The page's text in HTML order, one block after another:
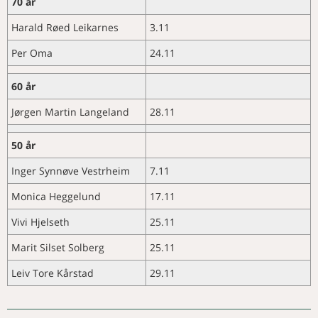
diagnoser
Her er diagnosen
Norsk Veterinærtidsskrift 2020
I full fart mot Ås
Dyra fortjener bedre
Nytt fra Smådyrpraktiserende
veterinærers forening
Slik er pensjonen kuttet hvert år
NAVN
Merkedager i oktober
Merkedager i november
Nye medlemmer
KURS OG MØTER
Årsmøter i Veterinærforeningens
særforeninger 2021
Aktivitetskalender
Utlysning av midler fra SVFs
vitenskapelige og faglige fond
2021
Harald Røed Leikarnes
3.11
Per Oma
24.11
60 år
Jørgen Martin Langeland
28.11
50 år
Inger Synnøve Vestrheim
7.11
Monica Heggelund
17.11
Vivi Hjelseth
25.11
Marit Silset Solberg
25.11
Leiv Tore Kårstad
29.11